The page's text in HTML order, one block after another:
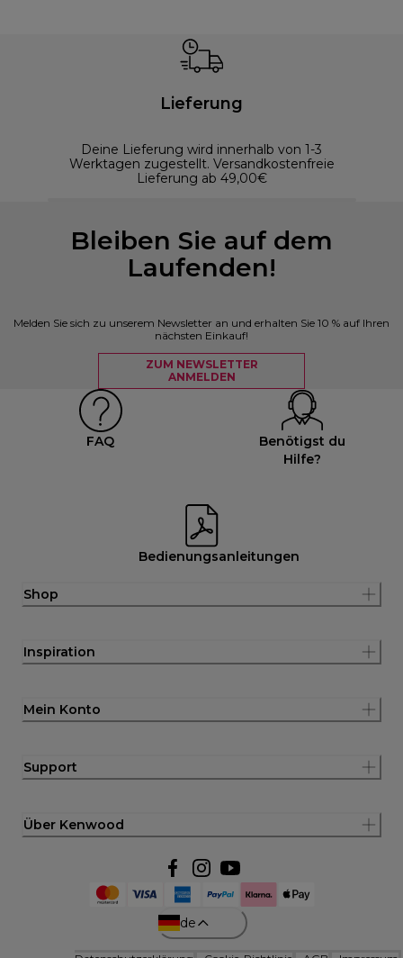
Lieferung
Deine Lieferung wird innerhalb von 1-3
Werktagen zugestellt. Versandkostenfreie
Lieferung ab 49,00€
Bleiben Sie auf dem
Laufenden!
Melden Sie sich zu unserem Newsletter an und erhalten Sie 10 % auf Ihren
nächsten Einkauf!
ZUM NEWSLETTER
ANMELDEN
FAQ
Benötigst du
Hilfe?
Bedienungsanleitungen
Shop
Inspiration
Mein Konto
Support
Über Kenwood
de